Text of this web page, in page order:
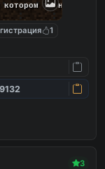
котором ты найдёшь
1
3